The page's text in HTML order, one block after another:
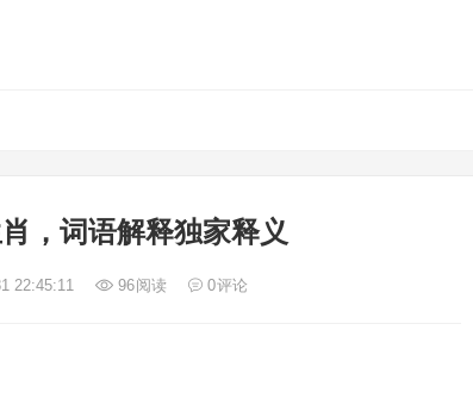
，词语解释独家释义
22:45:11 96阅读 0评论